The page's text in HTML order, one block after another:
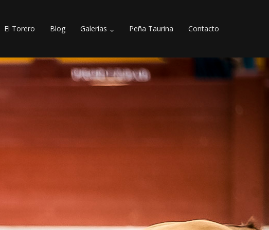
El Torero Blog Galerías Peña Taurina Contacto